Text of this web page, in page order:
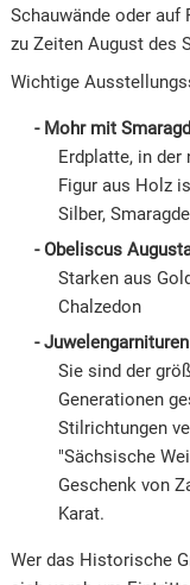
Schauwände oder
zu Zeiten August des
Wichtige
Mohr mit
Erdplatte, in
Figur aus Holz
Silber,
Obeliscus
Starken aus
Chalzedon
Sie sind der
Generationen
Stilrichtungen
"Sächsische
Geschenk von
Karat.
Wer das Historische